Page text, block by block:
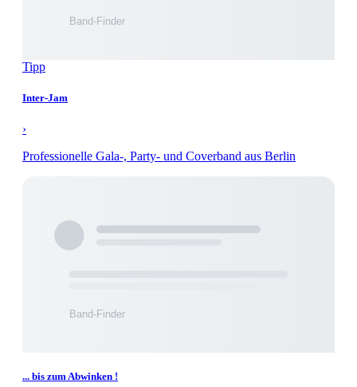
Tipp
Inter-Jam
›
Professionelle Gala-, Party- und Coverband aus Berlin
... bis zum Abwinken !